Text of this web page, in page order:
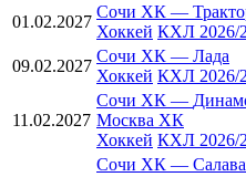
01.02.2027
Сочи ХК —
Хоккей КХЛ 2026/
09.02.2027
Сочи ХК — Лада
Хоккей КХЛ 2026/
11.02.2027
Сочи ХК —
Москва ХК
Хоккей КХЛ 2026/
Сочи ХК —